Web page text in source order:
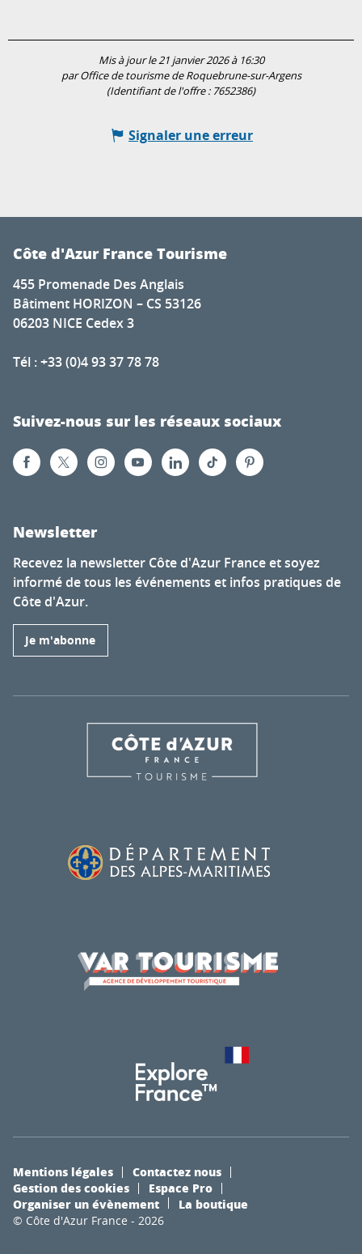
Mis à jour le 21 janvier 2026 à 16:30
par Office de tourisme de Roquebrune-sur-Argens
(Identifiant de l'offre : 7652386)
Signaler une erreur
Côte d'Azur France Tourisme
455 Promenade Des Anglais
Bâtiment HORIZON – CS 53126
06203 NICE Cedex 3
Tél : +33 (0)4 93 37 78 78
Suivez-nous sur les réseaux sociaux
Newsletter
Recevez la newsletter Côte d'Azur France et soyez
informé de tous les événements et infos pratiques de
Côte d'Azur.
Je m'abonne
© Côte d'Azur France - 2026
Mentions légales
Contactez nous
Gestion des cookies
Espace Pro
Organiser un évènement
La boutique